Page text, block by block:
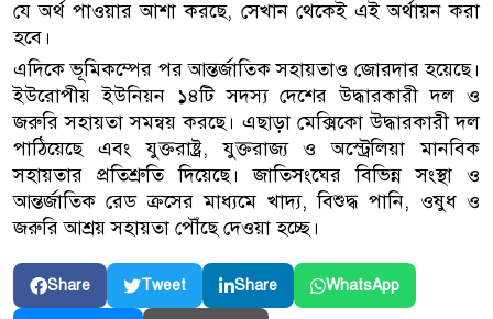
যে অর্থ পাওয়ার আশা করছে, সেখান থেকেই এই অর্থায়ন করা
হবে।
এদিকে ভূমিকম্পের পর আন্তর্জাতিক সহায়তাও জোরদার হয়েছে।
ইউরোপীয় ইউনিয়ন ১৪টি সদস্য দেশের উদ্ধারকারী দল ও
জরুরি সহায়তা সমন্বয় করছে। এছাড়া মেক্সিকো উদ্ধারকারী দল
পাঠিয়েছে এবং যুক্তরাষ্ট্র, যুক্তরাজ্য ও অস্ট্রেলিয়া মানবিক
সহায়তার প্রতিশ্রুতি দিয়েছে। জাতিসংঘের বিভিন্ন সংস্থা ও
আন্তর্জাতিক রেড ক্রসের মাধ্যমে খাদ্য, বিশুদ্ধ পানি, ওষুধ ও
জরুরি আশ্রয় সহায়তা পৌঁছে দেওয়া হচ্ছে।
Share Tweet Share WhatsApp